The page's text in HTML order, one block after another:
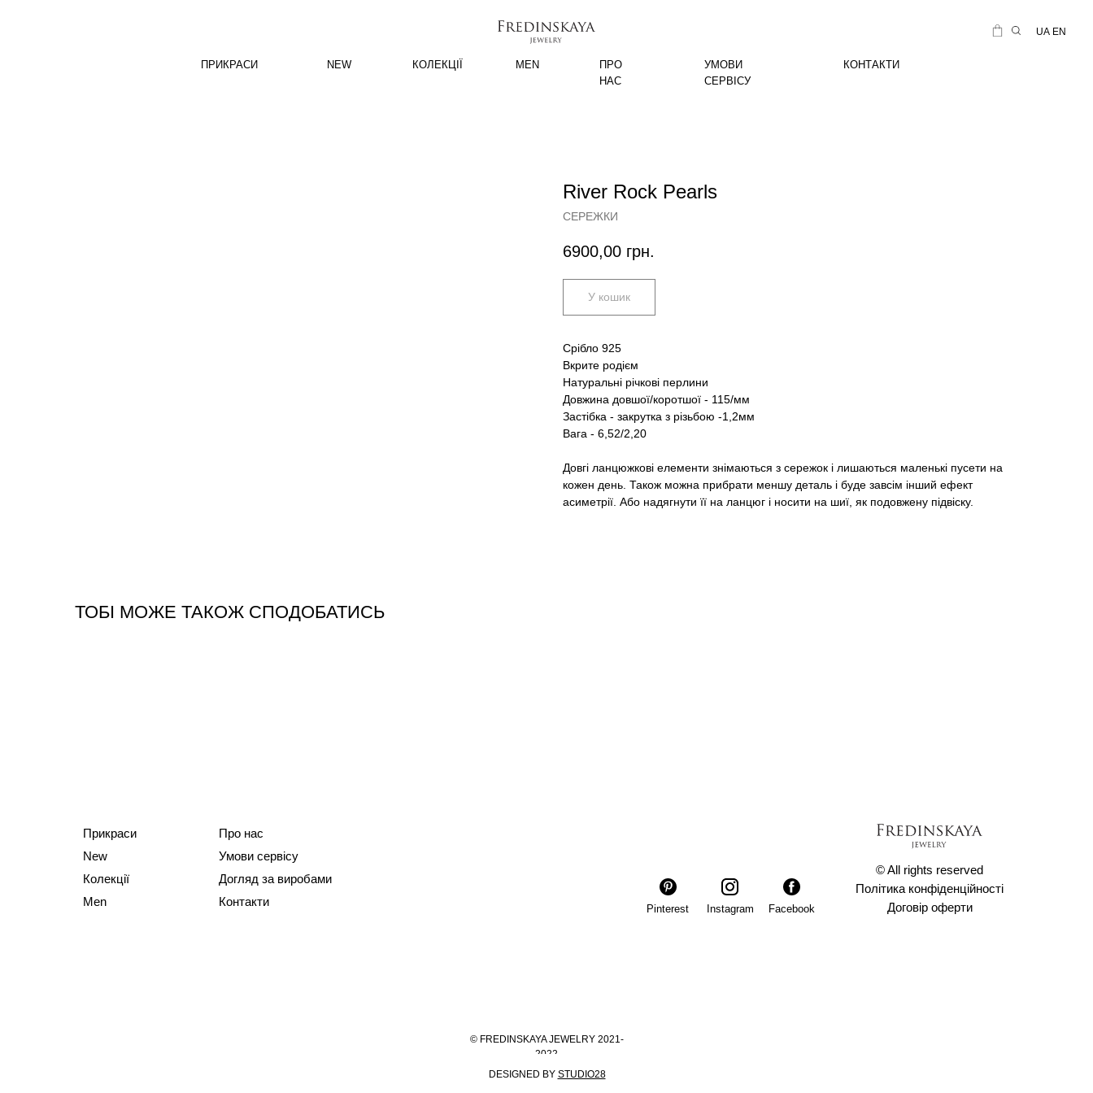
ПРИКРАСИ
UA EN
NEW MEN
КОЛЕКЦІЇ
ПРО
НАС
УМОВИ
СЕРВІСУ
КОНТАКТИ
River Rock Pearls
СЕРЕЖКИ
6900,00 грн.
У кошик
Срібло 925
Вкрите родієм
Натуральні річкові перлини
Довжина довшої/коротшої - 115/мм
Застібка - закрутка з різьбою -1,2мм
Вага - 6,52/2,20
Довгі ланцюжкові елементи знімаються з сережок і лишаються маленькі пусети на
кожен день. Також можна прибрати меншу деталь і буде завсім інший ефект
асиметрії. Або надягнути її на ланцюг і носити на шиї, як подовжену підвіску.
ТОБІ МОЖЕ ТАКОЖ СПОДОБАТИСЬ
Pinterest Instagram
Прикраси
New
Колекції
Men
Про нас
Умови сервісу
Догляд за виробами
© All rights reserved
Політика конфіденційності
Договір оферти
© FREDINSKAYA JEWELRY 2021-
2022
Facebook
Контакти
DESIGNED BY STUDIO28